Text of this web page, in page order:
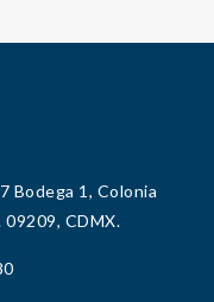
Bodega 1, Colonia
09209, CDMX.